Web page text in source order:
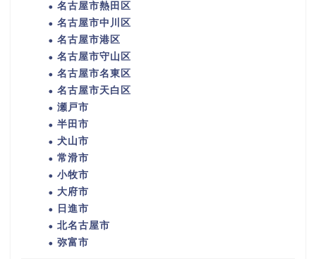
名古屋市熱田区
名古屋市中川区
名古屋市港区
名古屋市守山区
名古屋市名東区
名古屋市天白区
瀬戸市
半田市
犬山市
常滑市
小牧市
大府市
日進市
北名古屋市
弥富市